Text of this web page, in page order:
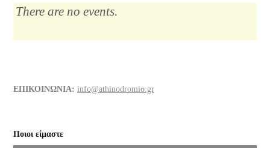
07/07/2026
There are no events.
ΕΠΙΚΟΙΝΩΝΙΑ: info@athinodromio.gr
Ποιοι είμαστε